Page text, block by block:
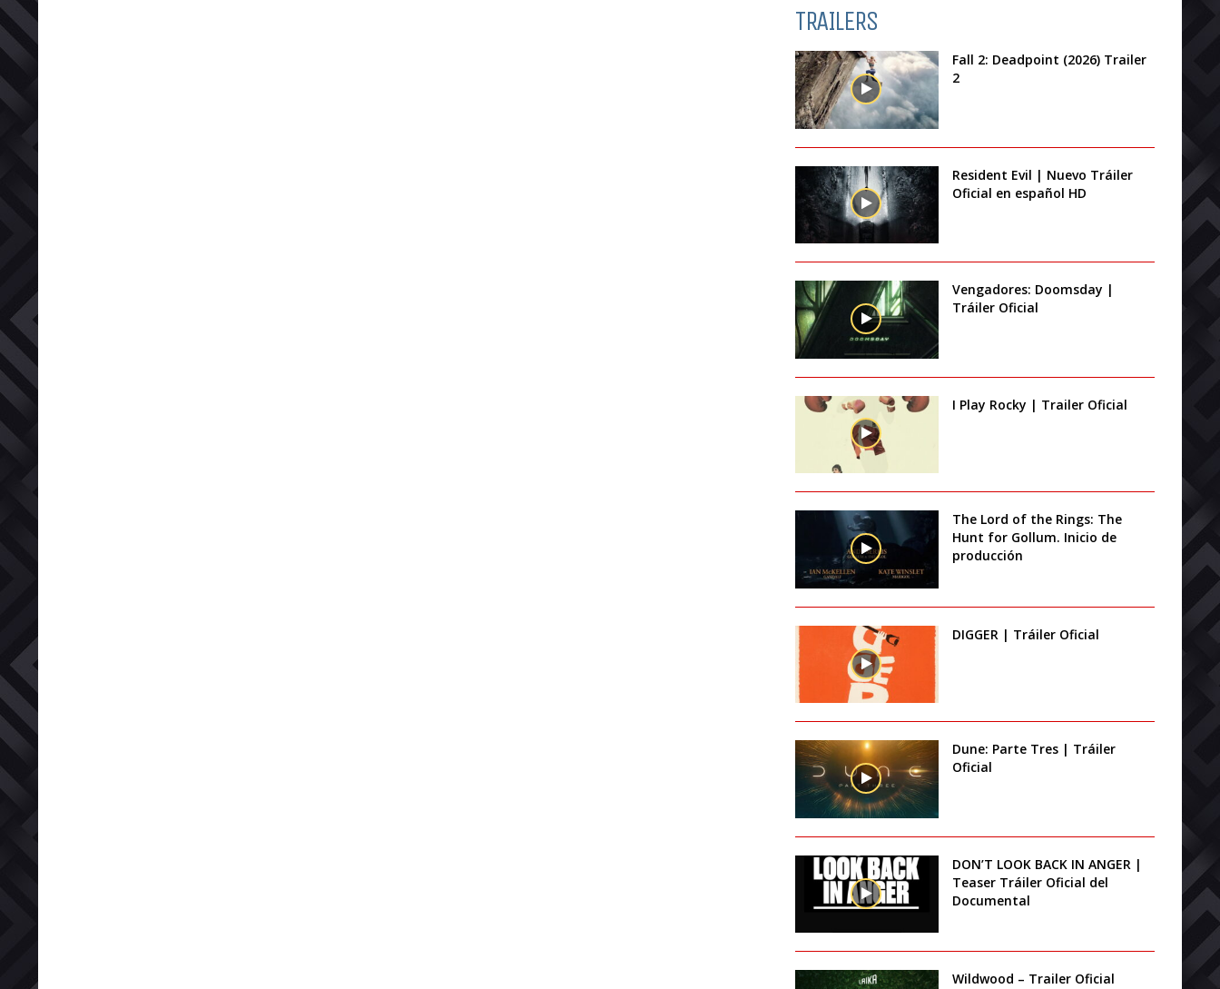
TRAILERS
Fall 2: Deadpoint (2026) Trailer
2
Resident Evil | Nuevo Tráiler
Oficial en español HD
Vengadores: Doomsday |
Tráiler Oficial
I Play Rocky | Trailer Oficial
The Lord of the Rings: The
Hunt for Gollum. Inicio de
producción
DIGGER | Tráiler Oficial
Dune: Parte Tres | Tráiler
Oficial
DON’T LOOK BACK IN ANGER |
Teaser Tráiler Oficial del
Documental
Wildwood – Trailer Oficial